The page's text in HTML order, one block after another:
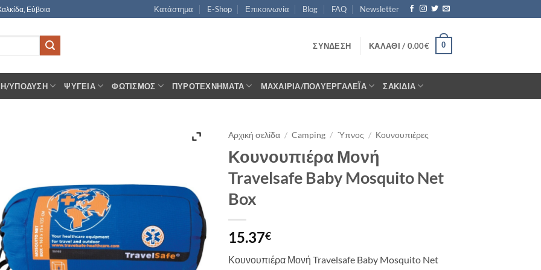
Εύβοια Κατάστημα E-Shop Επικοινωνία Blog FAQ Newsletter
ΣΎΝΔΕΣΗ ΚΑΛΆΘΙ / 0.00€ 0
ΥΠΌΔΥΣΗ ΨΥΓΕΊΑ ΦΩΤΙΣΜΌΣ ΠΥΡΟΤΕΧΝΉΜΑΤΑ ΜΑΧΑΊΡΙΑ/ΠΟΛΥΕΡΓΑΛΈΙΑ ΣΑΚΊΔΙΑ
Αρχική σελίδα / Camping / Ύπνος / Κουνουπιέρες
Κουνουπιέρα Μονή
Travelsafe Baby Mosquito Net
Box
15.37€
Κουνουπιέρα Μονή Travelsafe Baby Mosquito Net